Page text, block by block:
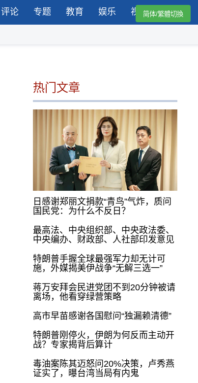
评论 专题 教育 娱乐 视频简体/繁體切換
热门文章
日感谢郑丽文捐款“青鸟”气炸，质问
国民党：为什么不反日？
最高法、中央组织部、中央政法委、
中央编办、财政部、人社部印发意见
特朗普手握全球最强军力却无计可
施，外媒揭美伊战争“无解三选一”
蒋万安拜会民进党团不到20分钟被请
离场，他看穿绿营策略
高市早苗感谢各国慰问“独漏赖清德”
特朗普刚停火，伊朗为何反而主动开
战？专家揭背后算计
毒油案陈其迈怒问20%决策，卢秀燕
证实了，曝台湾当局有内鬼